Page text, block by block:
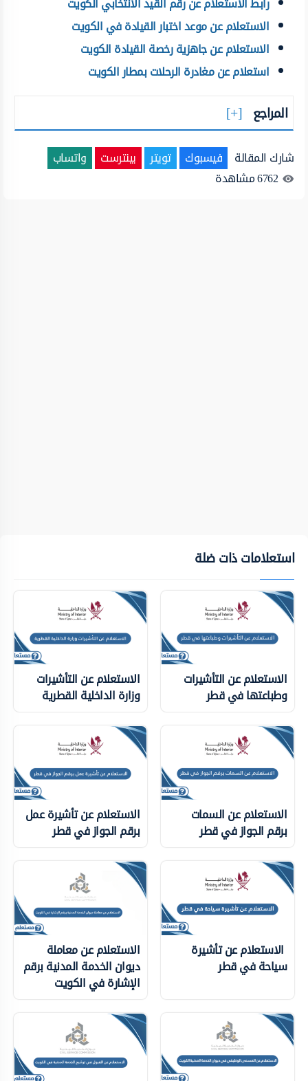
الاستعلام عن موعد اختبار القيادة في الكويت
الاستعلام عن جاهزية رخصة القيادة الكويت
استعلام عن مغادرة الرحلات بمطار الكويت
المراجع
شارك المقالة فيسبوك تويتر بينترست
واتساب
6762مشاهدة
استعلامات ذات ضلة
الاستعلام عن التأشيرات
وطباعتها في قطر
الاستعلام عن التأشيرات
وزارة الداخلية ‏القطرية
الاستعلام عن السمات
برقم الجواز في قطر
الاستعلام عن تأشيرة عمل
برقم الجواز في قطر
الاستعلام عن تأشيرة
سياحة في قطر
الاستعلام عن معاملة
ديوان الخدمة المدنية برقم
الإشارة في الكويت